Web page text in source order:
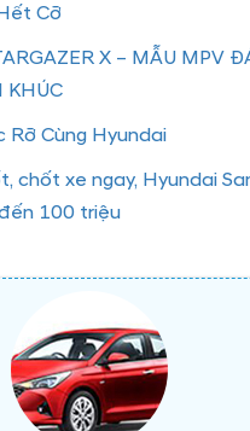
Cỡ
X – MẪU MPV
KHÚC
Rỡ Cùng Hyundai
chốt xe ngay, Hyundai
100 triệu